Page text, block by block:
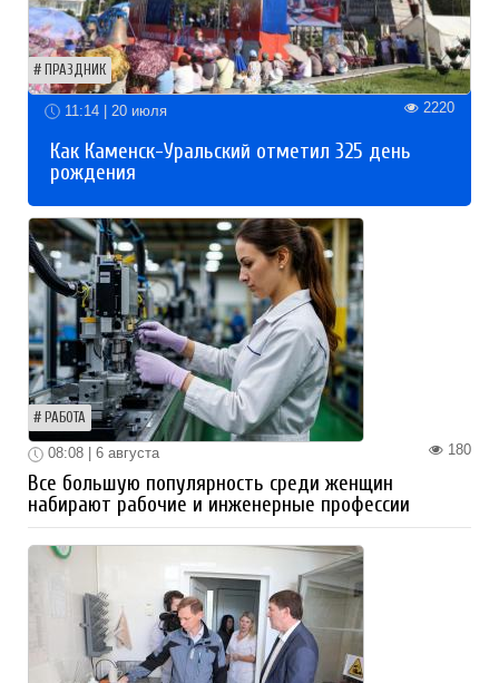
ПРАЗДНИК
11:14 | 20 июля 2220
Как Каменск-Уральский отметил 325 день
рождения
РАБОТА
180
08:08 | 6 августа
Все большую популярность среди женщин
набирают рабочие и инженерные профессии